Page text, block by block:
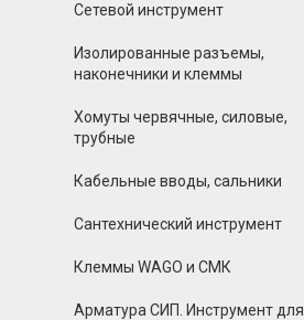
Сетевой инструмент
Изолированные разъемы,
наконечники и клеммы
Хомуты червячные, силовые,
трубные
Кабельные вводы, сальники
Сантехнический инструмент
Клеммы WAGO и СМК
Арматура СИП. Инструмент для